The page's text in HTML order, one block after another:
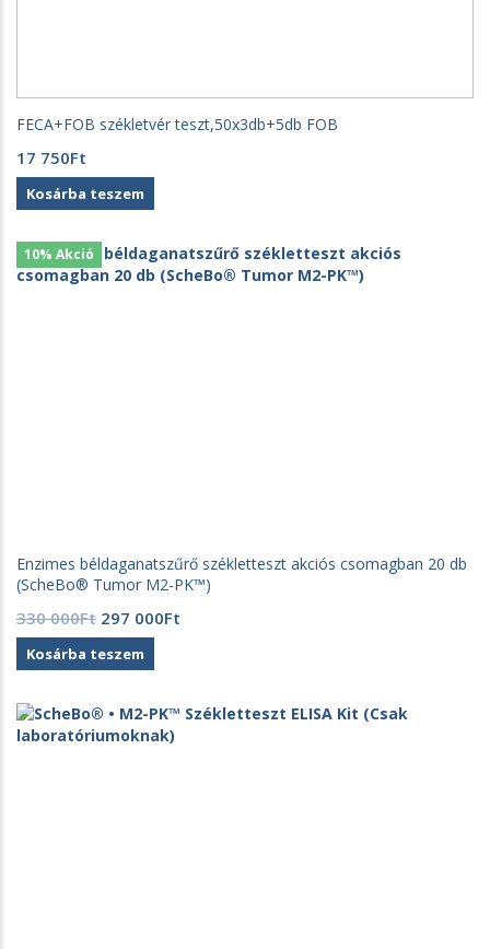
FECA+FOB székletvér teszt,50x3db+5db FOB
17 750Ft
Kosárba teszem
10% Akció
Enzimes béldaganatszűrő székletteszt akciós csomagban 20 db
(ScheBo® Tumor M2-PK™)
330 000Ft Original
price
was:
000Ft.
297 000Ft
000Ft.
Kosárba teszem